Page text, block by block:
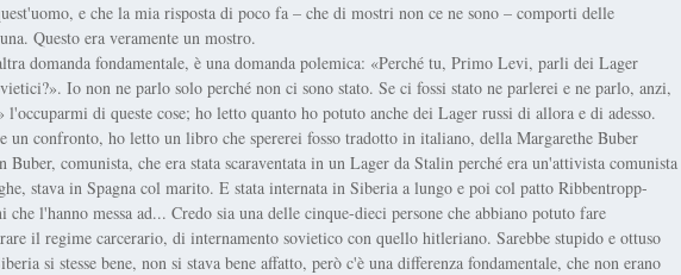
e che la mia risposta di poco fa – che di mostri non ce ne sono – comporti delle
Questo era veramente un mostro.
domanda fondamentale, è una domanda polemica: «Perché tu, Primo Levi, parli dei Lager
Io non ne parlo solo perché non ci sono stato. Se ci fossi stato ne parlerei e ne parlo, anzi,
di queste cose; ho letto quanto ho potuto anche dei Lager russi di allora e di adesso.
un confronto, ho letto un libro che spererei fosso tradotto in italiano, della Margarethe Buber
comunista, che era stata scaraventata in un Lager da Stalin perché era un'attivista comunista
stava in Spagna col marito. E stata internata in Siberia a lungo e poi col patto Ribbentropp-
che l'hanno messa ad... Credo sia una delle cinque-dieci persone che abbiano potuto fare
il regime carcerario, di internamento sovietico con quello hitleriano. Sarebbe stupido e ottuso
si stesse bene, non si stava bene affatto, però c'è una differenza fondamentale, che non erano